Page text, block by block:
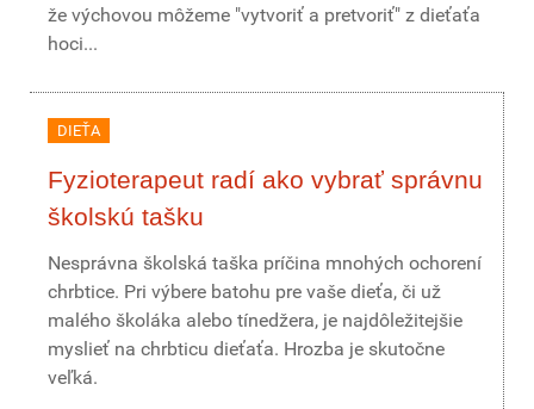
že výchovou môžeme "vytvoriť a pretvoriť" z dieťaťa
hoci...
DIEŤA
Fyzioterapeut radí ako vybrať správnu
školskú tašku
Nesprávna školská taška príčina mnohých ochorení
chrbtice. Pri výbere batohu pre vaše dieťa, či už
malého školáka alebo tínedžera, je najdôležitejšie
myslieť na chrbticu dieťaťa. Hrozba je skutočne
veľká.